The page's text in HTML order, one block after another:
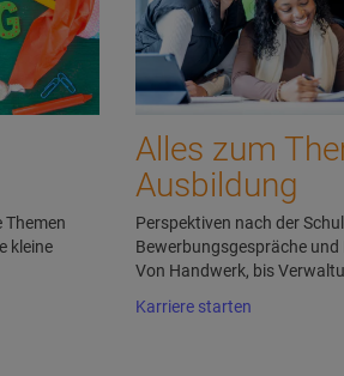
Themen
kleine
Alles zum
Ausbildung
Perspektiven nach der
Bewerbungsgespräche
Von Handwerk, bis
Karriere starten